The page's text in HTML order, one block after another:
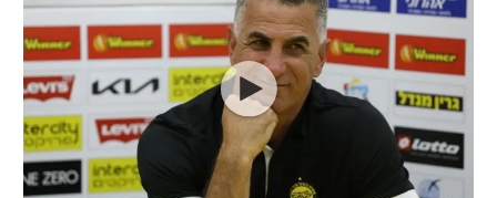
VOD
רץ ברשת
נבחרת ישראל
מכבי חיפה
בית"ר ירושלים
מכבי תל אביב
ליגה ספרדית
ליגה איטלקית
ליגה צרפתית
כדורסל נשים
מכבי תל אביב
הפועל חולון
הפועל ירושלים
יורוליג
יורוקאפ
טניס
כדוריד
כדורעף